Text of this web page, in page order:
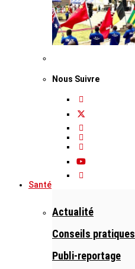
Nous Suivre
Santé
Actualité
Conseils pratiques
Publi-reportage